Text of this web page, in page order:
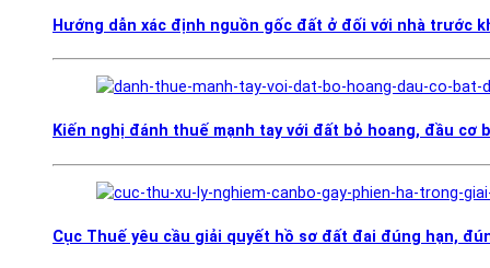
Hướng dẫn xác định nguồn gốc đất ở đối với nhà trước
Kiến nghị đánh thuế mạnh tay với đất bỏ hoang, đầu cơ
Cục Thuế yêu cầu giải quyết hồ sơ đất đai đúng hạn,